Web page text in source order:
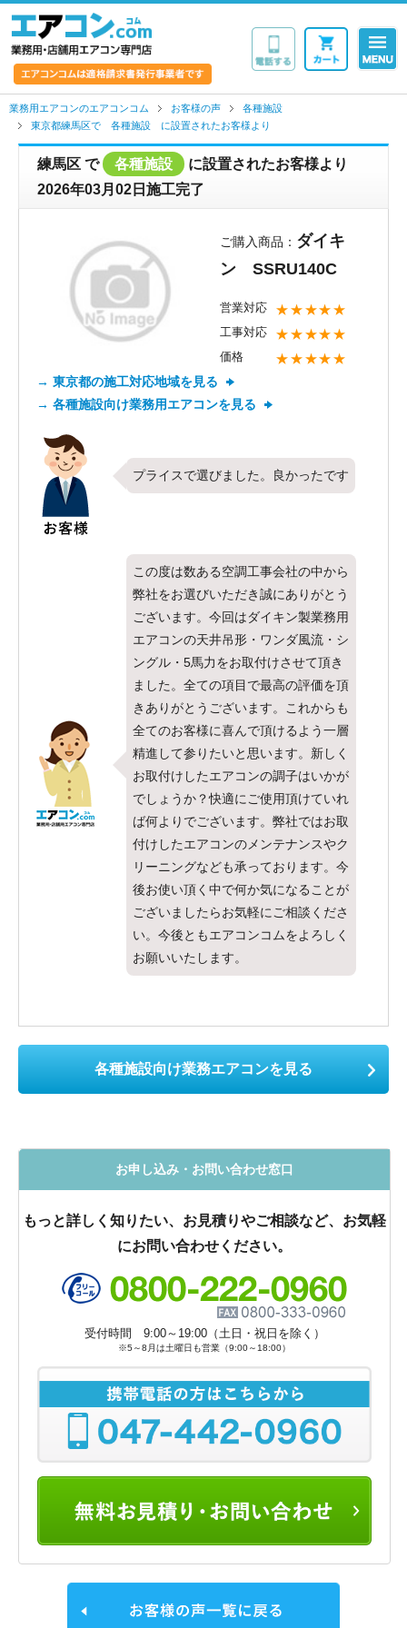
業務用エアコンのエアコンコム お客様の声
各種施設
東京都練馬区で 各種施設 に設置されたお客様より
練馬区 で 各種施設
に設置されたお客様より
2026年03月02日施工完了
ご購入商品： ダイキ
ン SSRU140C
営業対応 ★★★★★
工事対応 ★★★★★
価格 ★★★★★
→ 東京都の施工対応地域を見る
→ 各種施設向け業務用エアコンを見る
プライスで選びました。良かったです
この度は数ある空調工事会社の中から
弊社をお選びいただき誠にありがとう
ございます。今回はダイキン製業務用
エアコンの天井吊形・ワンダ風流・シ
ングル・5馬力をお取付けさせて頂き
ました。全ての項目で最高の評価を頂
きありがとうございます。これからも
全てのお客様に喜んで頂けるよう一層
精進して参りたいと思います。新しく
お取付けしたエアコンの調子はいかが
でしょうか？快適にご使用頂けていれ
ば何よりでございます。弊社ではお取
付けしたエアコンのメンテナンスやク
リーニングなども承っております。今
後お使い頂く中で何か気になることが
ございましたらお気軽にご相談くださ
い。今後ともエアコンコムをよろしく
お願いいたします。
各種施設向け業務エアコンを見る
お申し込み・お問い合わせ窓口
もっと詳しく知りたい、お見積りやご相談など、お気軽
にお問い合わせください。
受付時間 9:00～19:00（土日・祝日を除く）
※5～8月は土曜日も営業（9:00～18:00）